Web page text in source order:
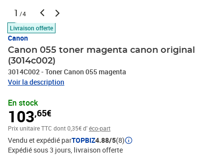
1 /4
Livraison offerte
Canon
Canon 055 toner magenta canon original
(3014c002)
3014C002 - Toner Canon 055 magenta
Voir la description
En stock
103,65€
Prix unitaire TTC dont 0,35€ d'éco-part
Vendu et expédié parTOPBIZ4.88/5(8)
Expédié sous 3 jours livraison offerte